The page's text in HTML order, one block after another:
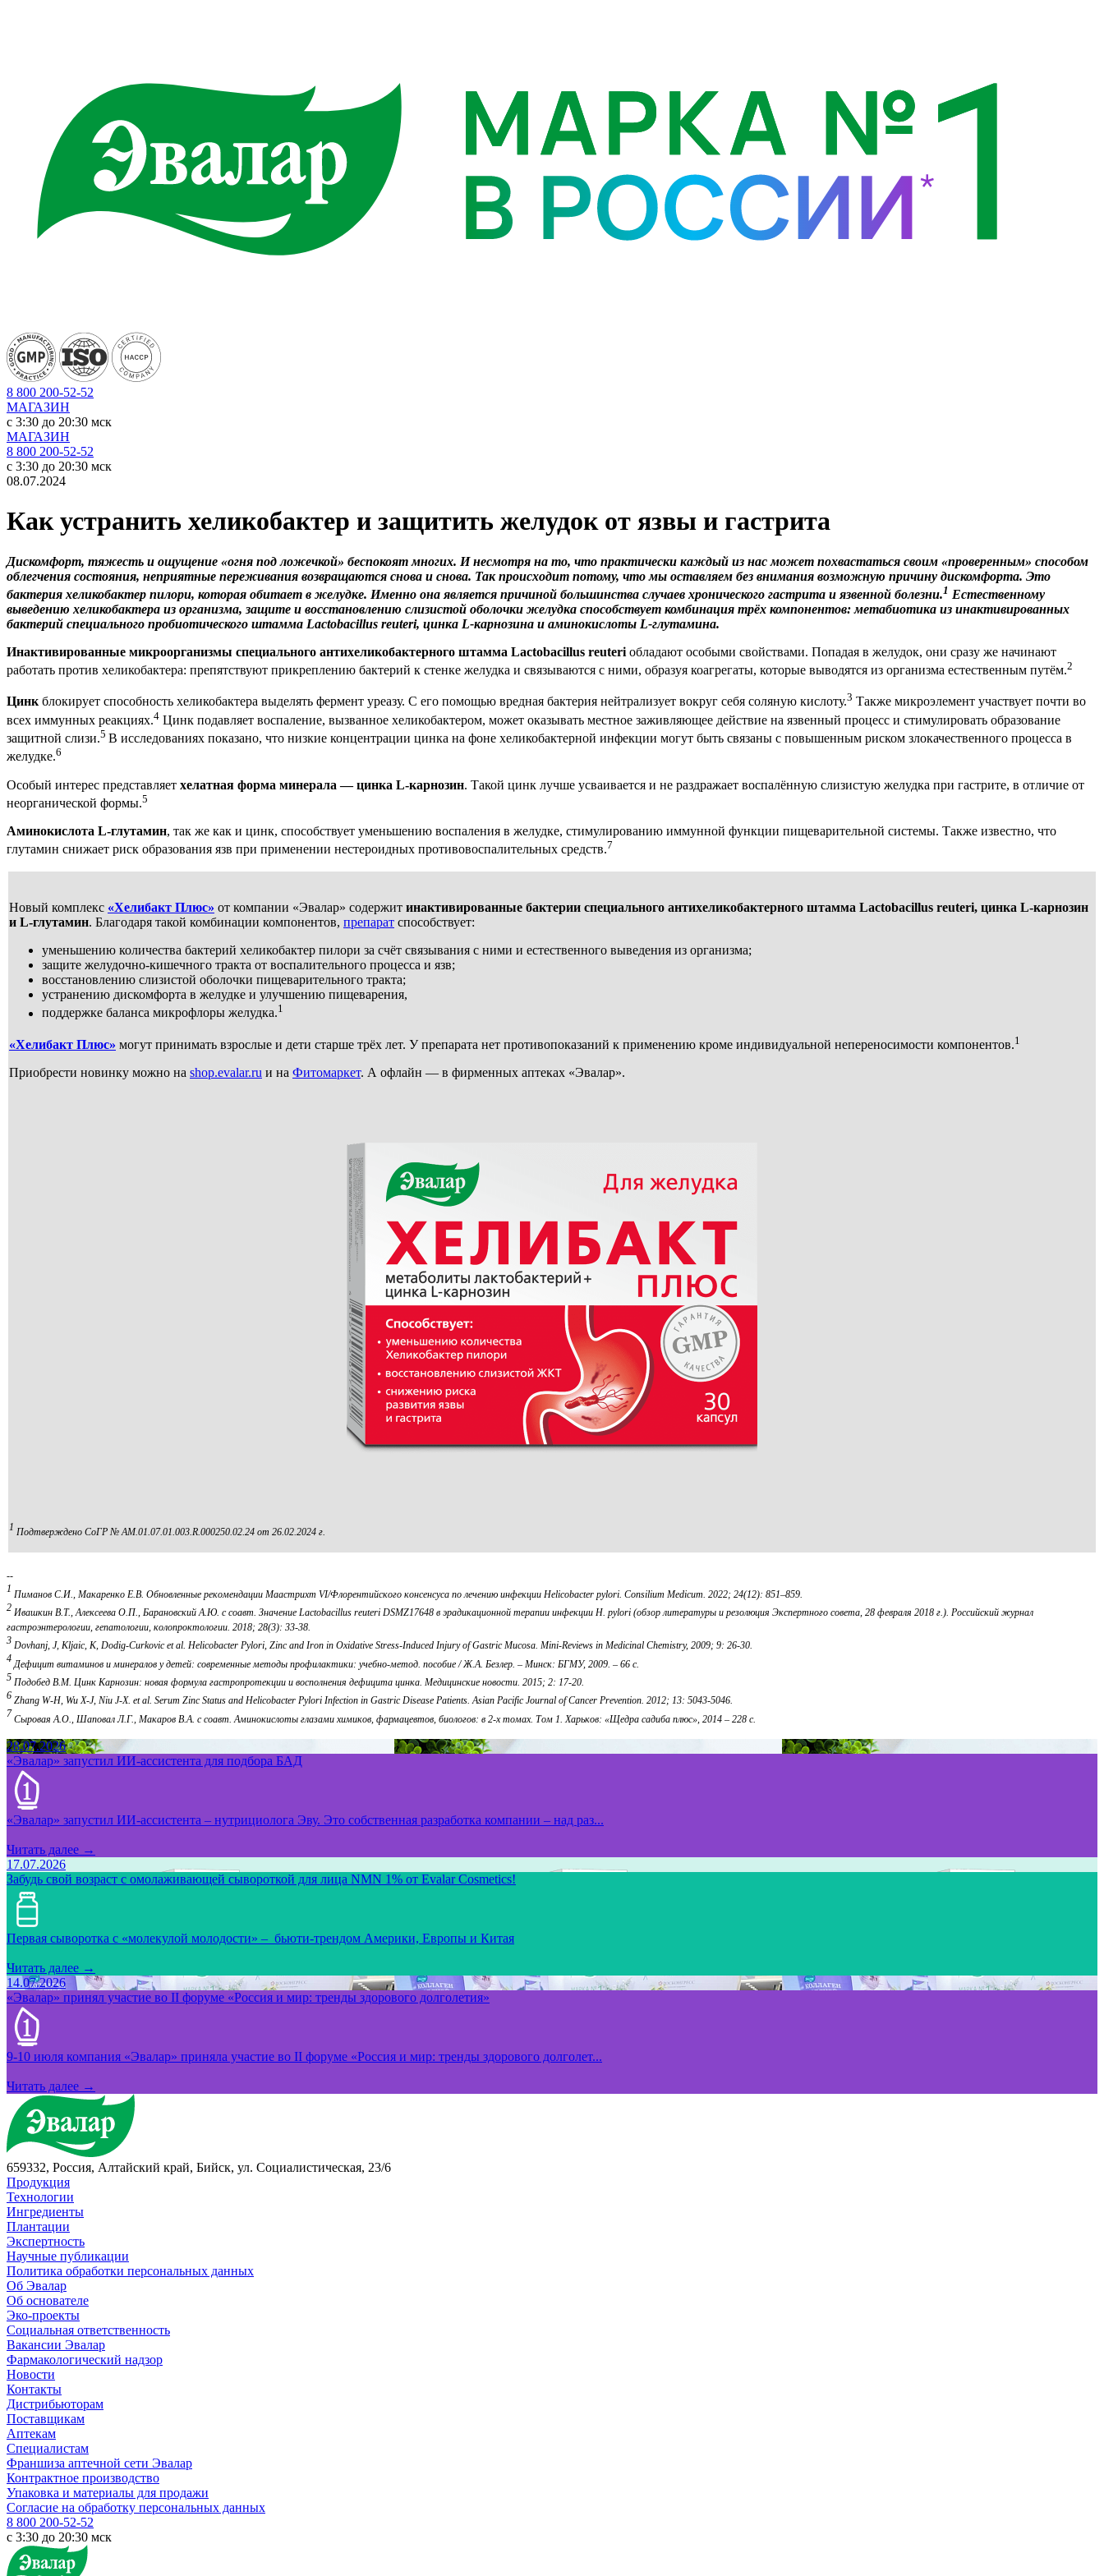
8 800 200-52-52
МАГАЗИН
c 3:30 до 20:30 мск
МАГАЗИН
8 800 200-52-52
c 3:30 до 20:30 мск
08.07.2024
Как устранить хеликобактер и защитить желудок от язвы и гастрита
Дискомфорт, тяжесть и ощущение «огня под ложечкой» беспокоят многих. И несмотря на то, что практически каждый из нас может похвастаться своим «проверенным» способом
облегчения состояния, неприятные переживания возвращаются снова и снова. Так происходит потому, что мы оставляем без внимания возможную причину дискомфорта. Это
бактерия хеликобактер пилори, которая обитает в желудке. Именно она является причиной большинства случаев хронического гастрита и язвенной болезни.1 Естественному
выведению хеликобактера из организма, защите и восстановлению слизистой оболочки желудка способствует комбинация трёх компонентов: метабиотика из инактивированных
бактерий специального пробиотического штамма Lactobacillus reuteri, цинка L-карнозина и аминокислоты L-глутамина.
Инактивированные микроорганизмы специального антихеликобактерного штамма Lactobacillus reuteri обладают особыми свойствами. Попадая в желудок, они сразу же начинают
работать против хеликобактера: препятствуют прикреплению бактерий к стенке желудка и связываются с ними, образуя коагрегаты, которые выводятся из организма естественным путём.2
Цинкблокирует способность хеликобактера выделять фермент уреазу. С его помощью вредная бактерия нейтрализует вокруг себя соляную кислоту.3 Также микроэлемент участвует почти во
всех иммунных реакциях.4 Цинк подавляет воспаление, вызванное хеликобактером, может оказывать местное заживляющее действие на язвенный процесс и стимулировать образование
защитной слизи.5 В исследованиях показано, что низкие концентрации цинка на фоне хеликобактерной инфекции могут быть связаны с повышенным риском злокачественного процесса в
желудке.6
Особый интерес представляет хелатная форма минерала — цинка L-карнозин. Такой цинк лучше усваивается и не раздражает воспалённую слизистую желудка при гастрите, в отличие от
неорганической формы.5
Аминокислота L-глутамин, так же как и цинк, способствует уменьшению воспаления в желудке, стимулированию иммунной функции пищеварительной системы. Также известно, что
глутамин снижает риск образования язв при применении нестероидных противовоспалительных средств.7
Новый комплекс «Хелибакт Плюс» от компании «Эвалар» содержит инактивированные бактерии специального антихеликобактерного штамма Lactobacillus reuteri, цинка L-карнозин
и L-глутамин. Благодаря такой комбинации компонентов, препарат способствует:
уменьшению количества бактерий хеликобактер пилори за счёт связывания с ними и естественного выведения из организма;
защите желудочно-кишечного тракта от воспалительного процесса и язв;
восстановлению слизистой оболочки пищеварительного тракта;
устранению дискомфорта в желудке и улучшению пищеварения,
поддержке баланса микрофлоры желудка.1
«Хелибакт Плюс» могут принимать взрослые и дети старше трёх лет. У препарата нет противопоказаний к применению кроме индивидуальной непереносимости компонентов.1
Приобрести новинку можно на shop.evalar.ru и на Фитомаркет. А офлайн — в фирменных аптеках «Эвалар».
1 Подтверждено СоГР № AM.01.07.01.003.R.000250.02.24 от 26.02.2024 г.
--
1 Пиманов С.И., Макаренко Е.В. Обновленные рекомендации Маастрихт VI/Флорентийского консенсуса по лечению инфекции Helicobacter pylori. Consilium Medicum. 2022; 24(12): 851–859.
2 Ивашкин В.Т., Алексеева О.П., Барановский А.Ю. с соавт. Значение Lactobacillus reuteri DSMZ17648 в эрадикационной терапии инфекции H. pylori (обзор литературы и резолюция Экспертного совета, 28 февраля 2018 г.). Российский журнал
гастроэнтерологии, гепатологии, колопроктологии. 2018; 28(3): 33-38.
3 Dovhanj, J, Kljaic, K, Dodig-Curkovic et al. Helicobacter Pylori, Zinc and Iron in Oxidative Stress-Induced Injury of Gastric Mucosa. Mini-Reviews in Medicinal Chemistry, 2009; 9: 26-30.
4 Дефицит витаминов и минералов у детей: современные методы профилактики: учебно-метод. пособие / Ж.А. Безлер. – Минск: БГМУ, 2009. – 66 с.
5 Подобед В.М. Цинк Карнозин: новая формула гастропротекции и восполнения дефицита цинка. Медицинские новости. 2015; 2: 17-20.
6 Zhang W-H, Wu X-J, Niu J-X. et al. Serum Zinc Status and Helicobacter Pylori Infection in Gastric Disease Patients. Asian Pacific Journal of Cancer Prevention. 2012; 13: 5043-5046.
7 Сыровая А.О., Шаповал Л.Г., Макаров В.А. с соавт. Аминокислоты глазами химиков, фармацевтов, биологов: в 2-х томах. Том 1. Харьков: «Щедра садиба плюс», 2014 – 228 с.
28.07.2026
«Эвалар» запустил ИИ-ассистента для подбора БАД
«Эвалар» запустил ИИ-ассистента – нутрициолога Эву. Это собственная разработка компании – над раз...
Читать далее →
17.07.2026
Забудь свой возраст с омолаживающей сывороткой для лица NMN 1% от Evalar Cosmetics!
Первая сыворотка с «молекулой молодости» – бьюти-трендом Америки, Европы и Китая
Читать далее →
14.07.2026
«Эвалар» принял участие во II форуме «Россия и мир: тренды здорового долголетия»
9-10 июля компания «Эвалар» приняла участие во II форуме «Россия и мир: тренды здорового долголет...
Читать далее →
659332, Россия, Алтайский край, Бийск, ул. Социалистическая, 23/6
Продукция
Технологии
Ингредиенты
Плантации
Экспертность
Научные публикации
Политика обработки персональных данных
Об Эвалар
Об основателе
Эко-проекты
Социальная ответственность
Вакансии Эвалар
Фармакологический надзор
Новости
Контакты
Дистрибьюторам
Поставщикам
Аптекам
Специалистам
Франшиза аптечной сети Эвалар
Контрактное производство
Упаковка и материалы для продажи
Согласие на обработку персональных данных
8 800 200-52-52
c 3:30 до 20:30 мск